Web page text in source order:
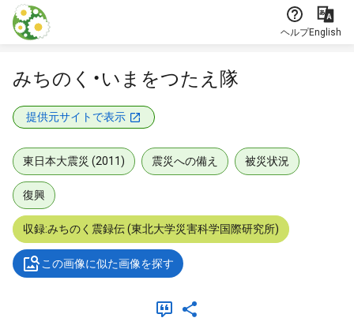
本文に飛ぶ
ヘルプEnglish
みちのく・いまをつたえ隊
提供元サイトで表示
東日本大震災 (2011) 震災への備え 被災状況
復興
収録:みちのく震録伝 (東北大学災害科学国際研究所)
この画像に似た画像を探す